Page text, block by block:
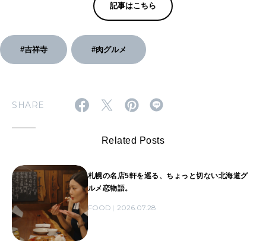
記事はこちら
#吉祥寺 #肉グルメ
SHARE
Related Posts
札幌の名店5軒を巡る、ちょっと切ない北海道グ
ルメ恋物語。
FOOD 2026.07.28